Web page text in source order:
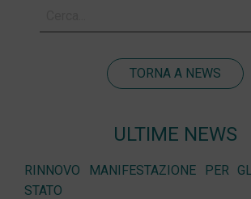
TORNA A NEWS
ULTIME NEWS
RINNOVO MANIFESTAZIONE PER
STATO